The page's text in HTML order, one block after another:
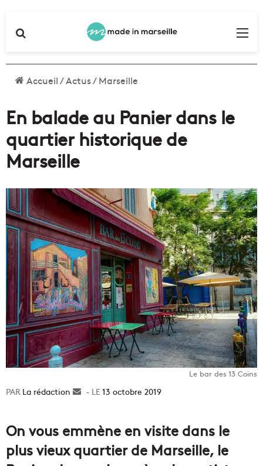
Accueil/Actus/Marseille
En balade au Panier dans le
quartier historique de
Marseille
Le bar des 13 Coins
La rédaction
Envoyer13 octobre 2019
On vous emmène en visite dans le
plus vieux quartier de Marseille, le